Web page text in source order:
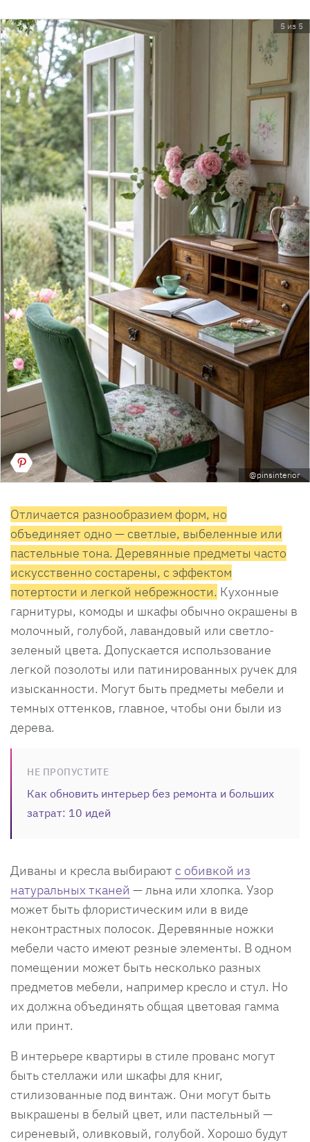
5 из 5
@pinsinterior
Отличается разнообразием форм, но
объединяет одно — светлые, выбеленные или
пастельные тона. Деревянные предметы часто
искусственно состарены, с эффектом
потертости и легкой небрежности. Кухонные
гарнитуры, комоды и шкафы обычно окрашены в
молочный, голубой, лавандовый или светло-
зеленый цвета. Допускается использование
легкой позолоты или патинированных ручек для
изысканности. Могут быть предметы мебели и
темных оттенков, главное, чтобы они были из
дерева.
НЕ ПРОПУСТИТЕ
Как обновить интерьер без ремонта и больших
затрат: 10 идей
Диваны и кресла выбирают с обивкой из
натуральных тканей — льна или хлопка. Узор
может быть флористическим или в виде
неконтрастных полосок. Деревянные ножки
мебели часто имеют резные элементы. В одном
помещении может быть несколько разных
предметов мебели, например кресло и стул. Но
их должна объединять общая цветовая гамма
или принт.
В интерьере квартиры в стиле прованс могут
быть стеллажи или шкафы для книг,
стилизованные под винтаж. Они могут быть
выкрашены в белый цвет, или пастельный —
сиреневый, оливковый, голубой. Хорошо будут